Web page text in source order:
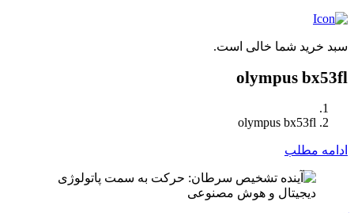
سبد خرید شما خالی است.
olympus bx53fl
olympus bx53fl
ادامه مطلب